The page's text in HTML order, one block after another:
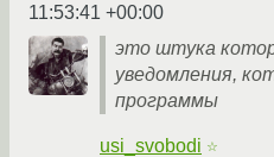
11:53:41 +00:00
это штука
уведомления,
программы
usi_svobodi ☆